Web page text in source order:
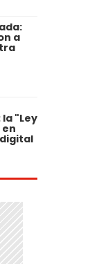
a
"Ley